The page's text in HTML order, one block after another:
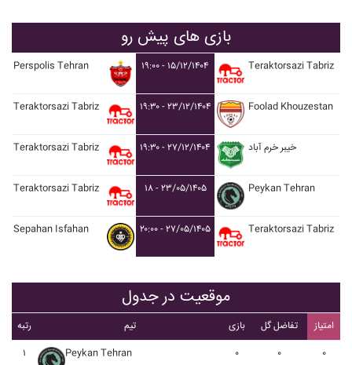
بازی های پیش رو
Perspolis Tehran ۱۹:۰۰ - ۱۵/۱۲/۱۴۰۴ Teraktorsazi Tabriz
Teraktorsazi Tabriz ۱۹:۳۰ - ۲۳/۱۲/۱۴۰۴ Foolad Khouzestan
Teraktorsazi Tabriz ۱۹:۳۰ - ۲۷/۱۲/۱۴۰۴ خيبر خرم آباد
Teraktorsazi Tabriz ۱۸ - ۲۳/۰۵/۱۴۰۵ Peykan Tehran
Sepahan Isfahan ۲۰:۰۰ - ۲۷/۰۵/۱۴۰۵ Teraktorsazi Tabriz
موقعیت در جدول
رتبه تیم بازی تفاضل گل
امتیاز
۱
Peykan Tehran ۰ ۰ ۰